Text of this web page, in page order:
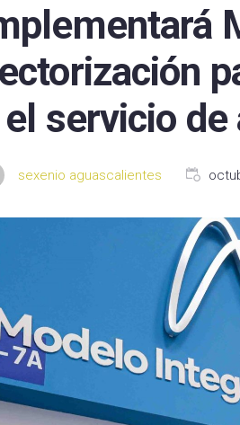
Hidalgo
Michoacan
Nuevo Leon
servicio de
sexenio aguascalientes